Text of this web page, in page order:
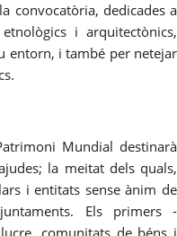
convocatòria, dedicades a
i arquitectònics,
entorn, i també per netejar
Mundial destinarà
la meitat dels quals,
i entitats sense ànim de
Els primers -